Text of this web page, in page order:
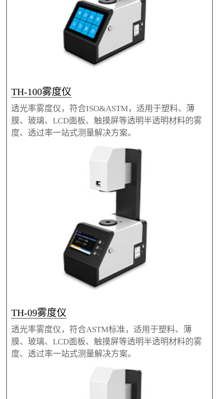
TH-100雾度仪
透光率雾度仪，符合ISO&ASTM，适用于塑料、薄
膜、玻璃、LCD面板、触摸屏等透明半透明材料的雾
度、透过率一站式测量解决方案。
TH-09雾度仪
透光率雾度仪，符合ASTM标准，适用于塑料、薄
膜、玻璃、LCD面板、触摸屏等透明半透明材料的雾
度、透过率一站式测量解决方案。